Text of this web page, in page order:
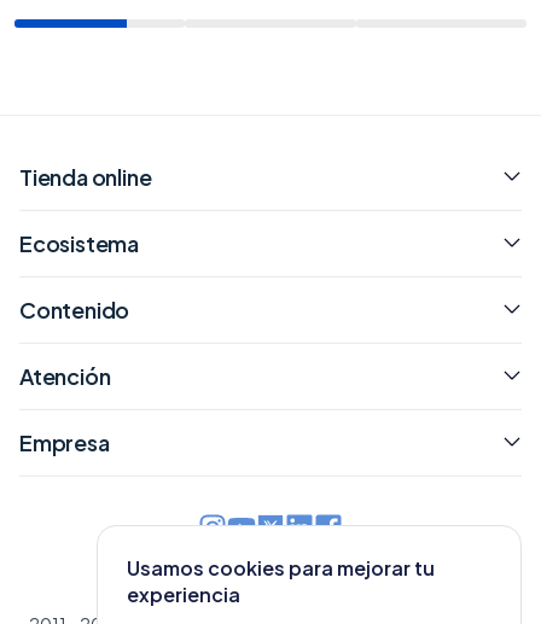
Usamos cookies para mejorar tu
experiencia
Tienda online
Ecosistema
Contenido
Atención
Empresa
Chile